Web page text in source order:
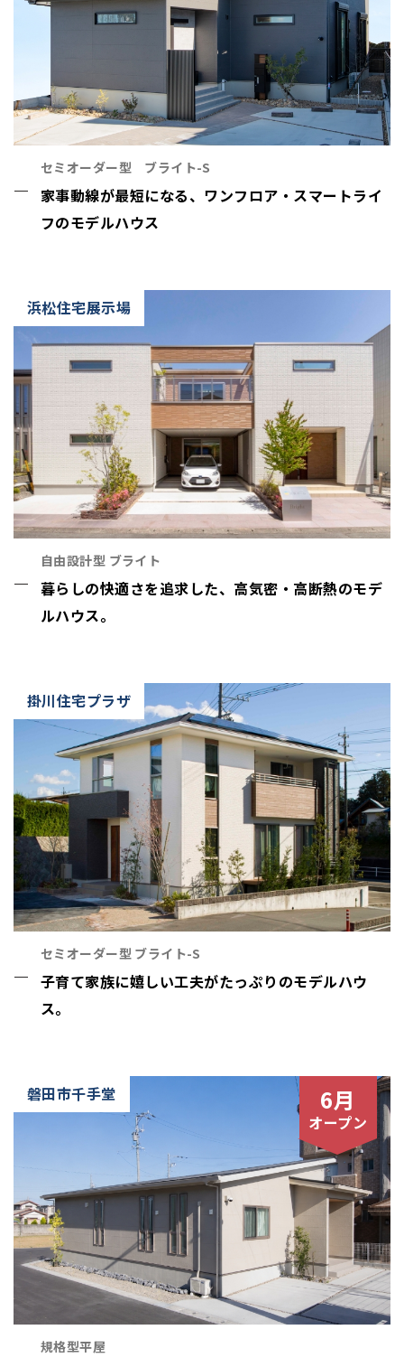
セミオーダー型 ブライト-S
家事動線が最短になる、ワンフロア・スマートライ
フのモデルハウス
浜松住宅展示場
自由設計型 ブライト
暮らしの快適さを追求した、高気密・高断熱のモデ
ルハウス。
掛川住宅プラザ
セミオーダー型 ブライト-S
子育て家族に嬉しい工夫がたっぷりのモデルハウ
ス。
6月
オープン
磐田市千手堂
規格型平屋